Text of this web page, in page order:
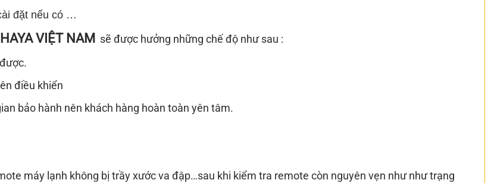
đặt nếu có …
HAYA VIỆT NAM sẽ được hưởng những chế độ như sau :
điều khiển
bảo hành nên khách hàng hoàn toàn yên tâm.
máy lạnh không bị trầy xước va đập…sau khi kiểm tra remote còn nguyên vẹn như như trạng